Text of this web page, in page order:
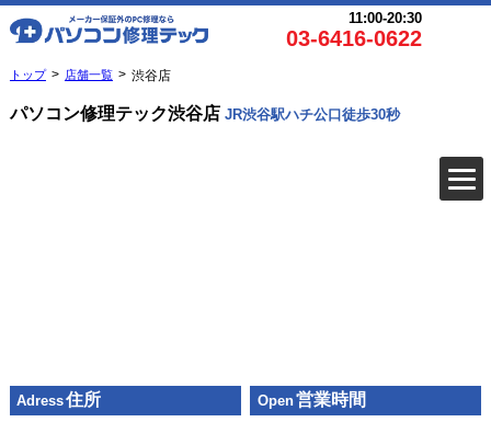
11:00-20:30
03-6416-0622
トップ 店舗一覧 渋谷店
パソコン修理テック渋谷店 JR渋谷駅ハチ公口徒歩30秒
Adress住所 Open営業時間